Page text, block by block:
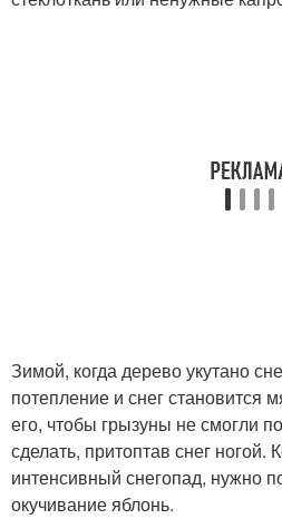
Зимой, когда дерево укутано
потепление и снег становится
его, чтобы грызуны не смогли
сделать, притоптав снег ногой.
интенсивный снегопад, нужно
окучивание яблонь.